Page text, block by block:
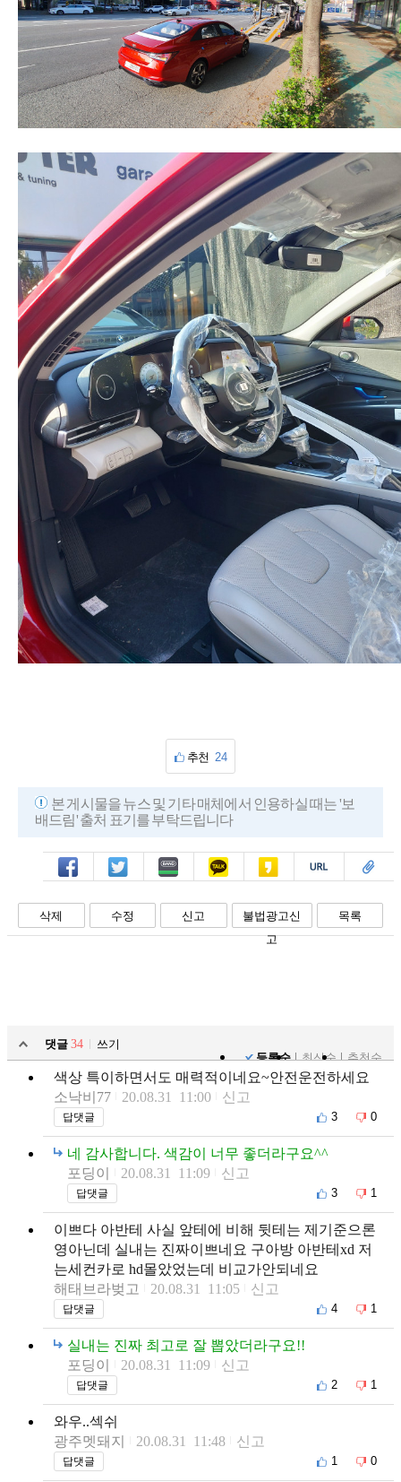
추천 24
본 게시물을 뉴스 및 기타 매체에서 인용하실 때는 '보
배드림' 출처 표기를 부탁드립니다
페북 트윗 밴드 카톡 카스 복사 스크랩
삭제 수정 신고
불법광고신
고
목록
댓글 34
쓰기
등록순
최신순 추천순
색상 특이하면서도 매력적이네요~안전운전하세요
소낙비77
20.08.31 11:00 신고
답댓글 3 0
네 감사합니다. 색감이 너무 좋더라구요^^
포딩이
20.08.31 11:09 신고
답댓글 3 1
이쁘다 아반테 사실 앞테에 비해 뒷테는 제기준으론
영아닌데 실내는 진짜이쁘네요 구아방 아반테xd 저
는세컨카로 hd몰았었는데 비교가안되네요
해태브라벚고
20.08.31 11:05 신고
답댓글 4 1
실내는 진짜 최고로 잘 뽑았더라구요!!
포딩이
20.08.31 11:09 신고
답댓글 2 1
와우..섹쉬
광주멧돼지
20.08.31 11:48 신고
답댓글 1 0